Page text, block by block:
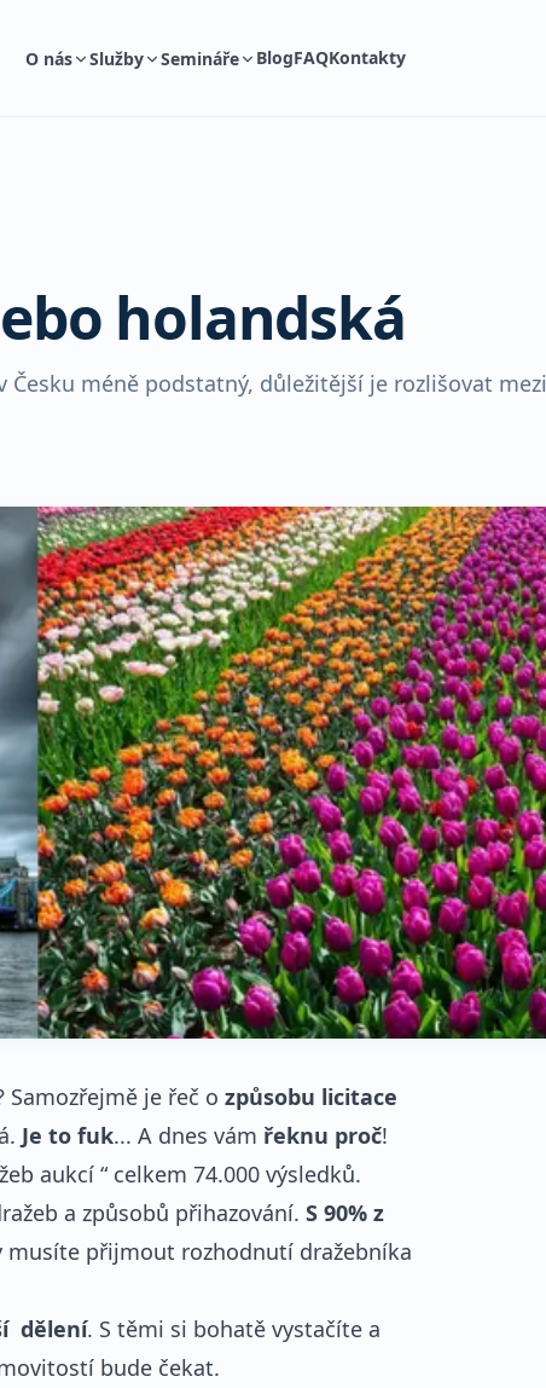
O nás Služby Semináře BlogFAQKontakty
holandská
méně podstatný, důležitější je rozlišovat mezi
Samozřejmě je řeč o způsobu licitace
Je to fuk... A dnes vám řeknu proč!
aukcí “ celkem 74.000 výsledků.
a způsobů přihazování. S 90% z
musíte přijmout rozhodnutí dražebníka
dělení. S těmi si bohatě vystačíte a
bude čekat.